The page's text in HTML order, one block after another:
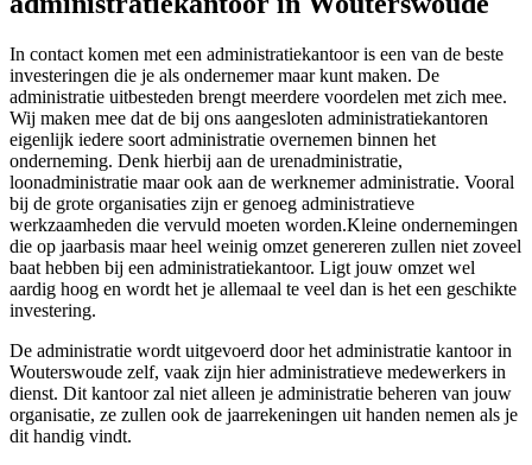
In contact komen met een administratiekantoor is een van de beste
investeringen die je als ondernemer maar kunt maken. De
administratie uitbesteden brengt meerdere voordelen met zich mee.
Wij maken mee dat de bij ons aangesloten administratiekantoren
eigenlijk iedere soort administratie overnemen binnen het
onderneming. Denk hierbij aan de urenadministratie,
loonadministratie maar ook aan de werknemer administratie. Vooral
bij de grote organisaties zijn er genoeg administratieve
werkzaamheden die vervuld moeten worden.Kleine ondernemingen
die op jaarbasis maar heel weinig omzet genereren zullen niet zoveel
baat hebben bij een administratiekantoor. Ligt jouw omzet wel
aardig hoog en wordt het je allemaal te veel dan is het een geschikte
investering.
De administratie wordt uitgevoerd door het administratie kantoor in
Wouterswoude zelf, vaak zijn hier administratieve medewerkers in
dienst. Dit kantoor zal niet alleen je administratie beheren van jouw
organisatie, ze zullen ook de jaarrekeningen uit handen nemen als je
dit handig vindt.